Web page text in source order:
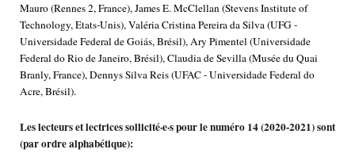
Mauro (Rennes 2, France), James E. McClellan (Stevens Institute of
Technology, Etats-Unis), Valéria Cristina Pereira da Silva (UFG -
Universidade Federal de Goiás, Brésil), Ary Pimentel (Universidade
Federal do Rio de Janeiro, Brésil), Claudia de Sevilla (Musée du Quai
Branly, France), Dennys Silva Reis (UFAC - Universidade Federal do
Acre, Brésil).
Les lecteurs et lectrices sollicité·e·s pour le numéro 14 (2020-2021) sont
(par ordre alphabétique):